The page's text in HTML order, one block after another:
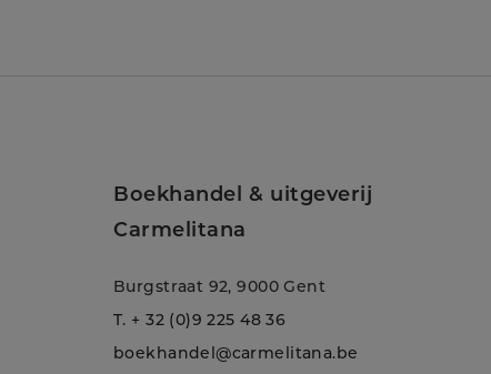
Boekhandel & uitgeverij
Carmelitana
Burgstraat 92, 9000 Gent
T. + 32 (0)9 225 48 36
boekhandel@carmelitana.be